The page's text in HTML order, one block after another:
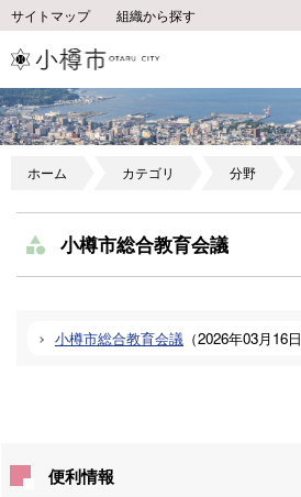
サイトマップ 組織から探す
ホーム カテゴリ 分野
小樽市総合教育会議
小樽市総合教育会議 （2026年03月16日
便利情報